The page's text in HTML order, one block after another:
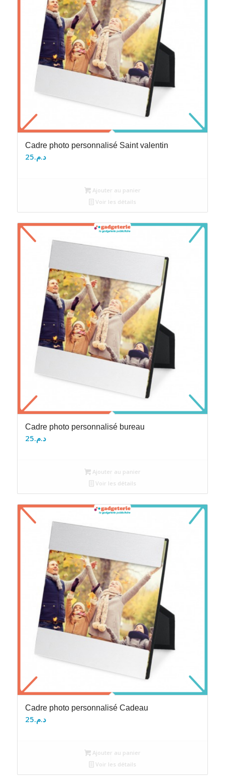
Cadre photo personnalisé Saint valentin
د.م.25
Ajouter au panier
Voir les détails
Cadre photo personnalisé bureau
د.م.25
Ajouter au panier
Voir les détails
Cadre photo personnalisé Cadeau
د.م.25
Ajouter au panier
Voir les détails